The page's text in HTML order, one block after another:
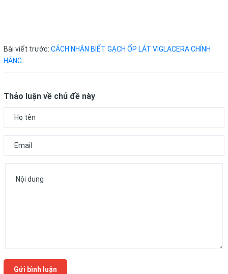
Bài viết trước: CÁCH NHẬN BIẾT GẠCH ỐP LÁT VIGLACERA CHÍNH
HÃNG
Thảo luận về chủ đề này
Gửi bình luận